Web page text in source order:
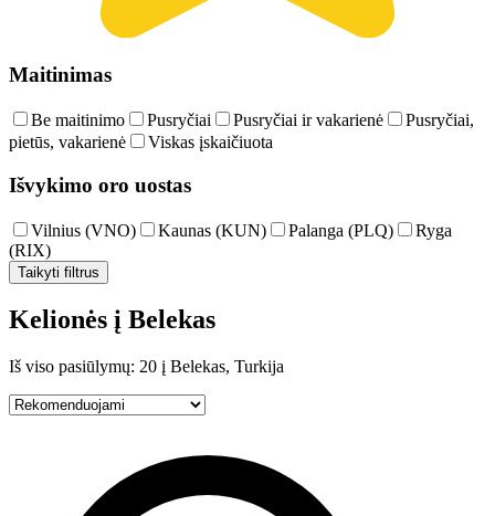
Maitinimas
Be maitinimo Pusryčiai Pusryčiai ir vakarienė
Pusryčiai,
pietūs, vakarienė
Viskas įskaičiuota
Išvykimo oro uostas
Vilnius (VNO) Kaunas (KUN) Palanga (PLQ)
Ryga
(RIX)
Taikyti filtrus
Kelionės į Belekas
Iš viso pasiūlymų: 20 į Belekas, Turkija